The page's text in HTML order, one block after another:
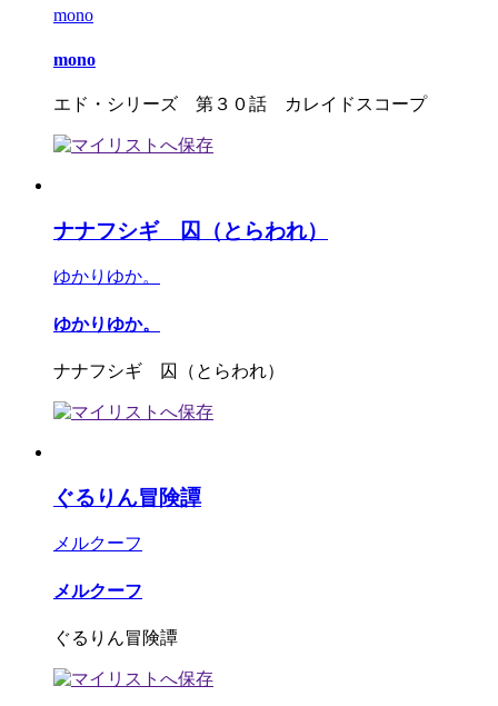
mono
mono
エド・シリーズ 第３０話 カレイドスコープ
ナナフシギ 囚（とらわれ）
ゆかりゆか。
ゆかりゆか。
ナナフシギ 囚（とらわれ）
ぐるりん冒険譚
メルクーフ
メルクーフ
ぐるりん冒険譚